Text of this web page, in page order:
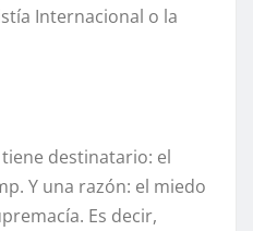
Internacional o la
destinatario: el
Y una razón: el miedo
Es decir,